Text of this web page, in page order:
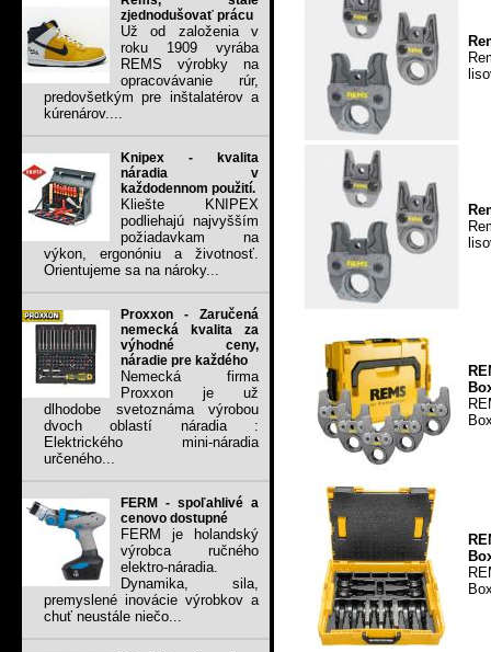
zjednodušovať prácu
Už od založenia v
roku 1909 vyrába
REMS výrobky na
opracovávanie rúr,
predovšetkým pre inštalatérov a
kúrenárov....
Knipex - kvalita
náradia v
každodennom použití.
Kliešte KNIPEX
podliehajú najvyšším
požiadavkam na
výkon, ergonóniu a životnosť.
Orientujeme sa na nároky...
Proxxon - Zaručená
nemecká kvalita za
výhodné ceny,
náradie pre každého
Nemecká firma
Proxxon je už
dlhodobe svetoznáma výrobou
dvoch oblastí náradia :
Elektrického mini-náradia
určeného...
FERM - spoľahlivé a
cenovo dostupné
FERM je holandský
výrobca ručného
elektro-náradia.
Dynamika, sila,
premyslené inovácie výrobkov a
chuť neustále niečo...